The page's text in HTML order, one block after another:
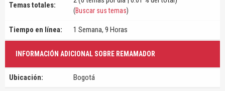
Temas totales:
(Buscar sus temas)
Tiempo en línea: 1 Semana, 9 Horas
INFORMACIÓN ADICIONAL SOBRE REMAMADOR
Ubicación: Bogotá